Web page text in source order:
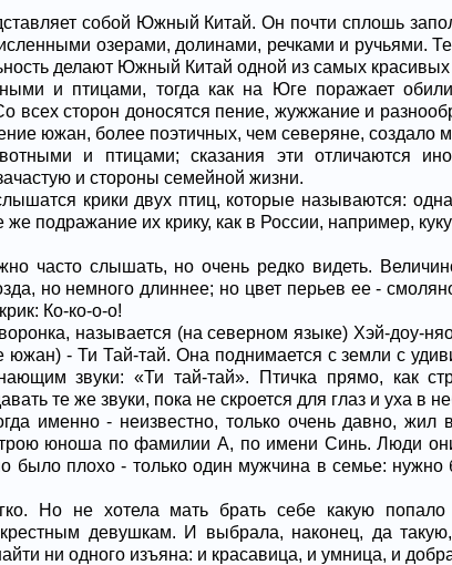
собой Южный Китай. Он почти сплошь
озерами, долинами, речками и ручьями.
делают Южный Китай одной из самых
и птицами, тогда как на Юге поражает
всех сторон доносятся пение, жужжание и
южан, более поэтичных, чем северяне, создало
и птицами; сказания эти отличаются
и стороны семейной жизни.
крики двух птиц, которые называются:
же подражание их крику, как в России, например,
часто слышать, но очень редко видеть.
но немного длиннее; но цвет перьев ее -
Ко-ко-о-о!
называется (на северном языке) Хэй-доу-
южан) - Ти Тай-тай. Она поднимается с земли с
звуки: «Ти тай-тай». Птичка прямо, как
те же звуки, пока не скроется для глаз и уха в
именно - неизвестно, только очень давно, жил
юноша по фамилии А, по имени Синь. Люди
было плохо - только один мужчина в семье: нужно
Но не хотела мать брать себе какую попало
девушкам. И выбрала, наконец, да
ни одного изъяна: и красавица, и умница, и